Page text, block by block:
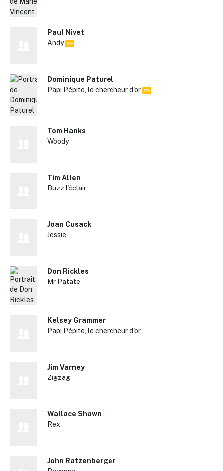
Paul Nivet
Andy VF
Dominique Paturel
Papi Pépite, le chercheur d'or VF
Tom Hanks
Woody
Tim Allen
Buzz l'éclair
Joan Cusack
Jessie
Don Rickles
Mr Patate
Kelsey Grammer
Papi Pépite, le chercheur d'or
Jim Varney
Zigzag
Wallace Shawn
Rex
John Ratzenberger